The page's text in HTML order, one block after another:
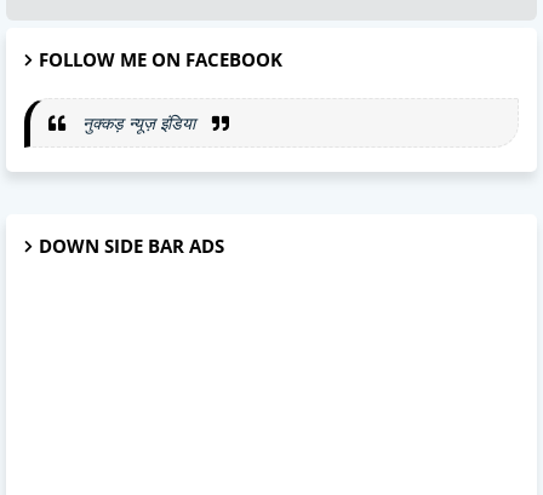
FOLLOW ME ON FACEBOOK
नुक्कड़ न्यूज़ इंडिया
DOWN SIDE BAR ADS